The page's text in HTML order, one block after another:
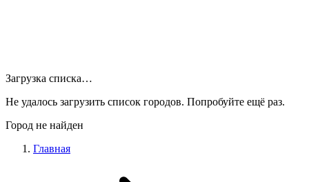
Загрузка списка…
Не удалось загрузить список городов. Попробуйте ещё раз.
Город не найден
Главная